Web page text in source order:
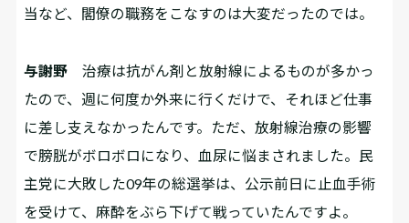
当など、閣僚の職務をこなすのは大変だったのでは。
与謝野 治療は抗がん剤と放射線によるものが多かっ
たので、週に何度か外来に行くだけで、それほど仕事
に差し支えなかったんです。ただ、放射線治療の影響
で膀胱がボロボロになり、血尿に悩まされました。民
主党に大敗した09年の総選挙は、公示前日に止血手術
を受けて、麻酔をぶら下げて戦っていたんですよ。